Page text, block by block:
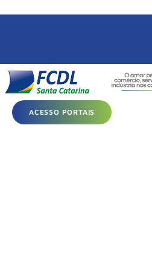
ACESSO PORTAIS